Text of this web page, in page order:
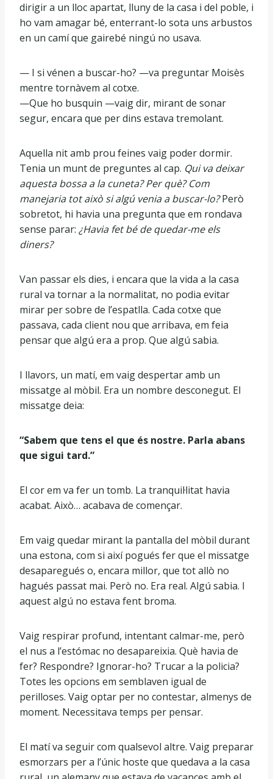
dirigir a un lloc apartat, lluny de la casa i del poble, i
ho vam amagar bé, enterrant-lo sota uns arbustos
en un camí que gairebé ningú no usava.
— I si vénen a buscar-ho? —va preguntar Moisès
mentre tornàvem al cotxe.
—Que ho busquin —vaig dir, mirant de sonar
segur, encara que per dins estava tremolant.
Aquella nit amb prou feines vaig poder dormir.
Tenia un munt de preguntes al cap. Qui va deixar
aquesta bossa a la cuneta? Per què? Com
manejaria tot això si algú venia a buscar-lo?Però
sobretot, hi havia una pregunta que em rondava
sense parar: ¿Havia fet bé de quedar-me els
diners?
Van passar els dies, i encara que la vida a la casa
rural va tornar a la normalitat, no podia evitar
mirar per sobre de l’espatlla. Cada cotxe que
passava, cada client nou que arribava, em feia
pensar que algú era a prop. Que algú sabia.
I llavors, un matí, em vaig despertar amb un
missatge al mòbil. Era un nombre desconegut. El
missatge deia:
“Sabem que tens el que és nostre. Parla abans
que sigui tard.”
El cor em va fer un tomb. La tranquil·litat havia
acabat. Això… acabava de començar.
Em vaig quedar mirant la pantalla del mòbil durant
una estona, com si així pogués fer que el missatge
desaparegués o, encara millor, que tot allò no
hagués passat mai. Però no. Era real. Algú sabia. I
aquest algú no estava fent broma.
Vaig respirar profund, intentant calmar-me, però
el nus a l’estómac no desapareixia. Què havia de
fer? Respondre? Ignorar-ho? Trucar a la policia?
Totes les opcions em semblaven igual de
perilloses. Vaig optar per no contestar, almenys de
moment. Necessitava temps per pensar.
El matí va seguir com qualsevol altre. Vaig preparar
esmorzars per a l’únic hoste que quedava a la casa